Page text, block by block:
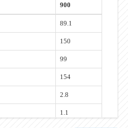
900
89.1
150
99
154
2.8
1.1